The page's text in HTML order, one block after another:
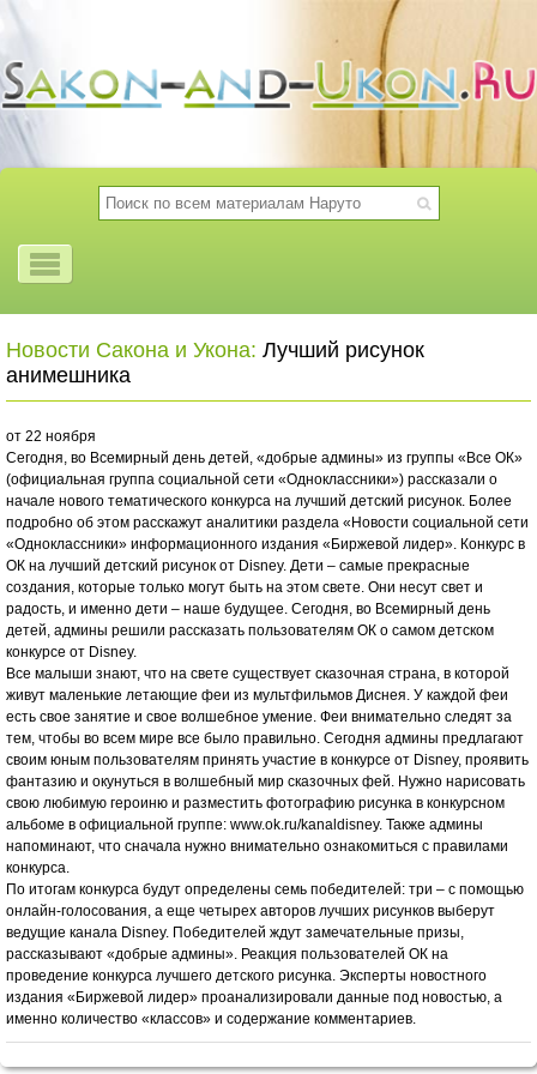
Новости Сакона и Укона: Лучший рисунок
анимешника
от 22 ноября
Сегодня, во Всемирный день детей, «добрые админы» из группы «Все ОК»
(официальная группа социальной сети «Одноклассники») рассказали о
начале нового тематического конкурса на лучший детский рисунок. Более
подробно об этом расскажут аналитики раздела «Новости социальной сети
«Одноклассники» информационного издания «Биржевой лидер». Конкурс в
ОК на лучший детский рисунок от Disney. Дети – самые прекрасные
создания, которые только могут быть на этом свете. Они несут свет и
радость, и именно дети – наше будущее. Сегодня, во Всемирный день
детей, админы решили рассказать пользователям ОК о самом детском
конкурсе от Disney.
Все малыши знают, что на свете существует сказочная страна, в которой
живут маленькие летающие феи из мультфильмов Диснея. У каждой феи
есть свое занятие и свое волшебное умение. Феи внимательно следят за
тем, чтобы во всем мире все было правильно. Сегодня админы предлагают
своим юным пользователям принять участие в конкурсе от Disney, проявить
фантазию и окунуться в волшебный мир сказочных фей. Нужно нарисовать
свою любимую героиню и разместить фотографию рисунка в конкурсном
альбоме в официальной группе: www.ok.ru/kanaldisney. Также админы
напоминают, что сначала нужно внимательно ознакомиться с правилами
конкурса.
По итогам конкурса будут определены семь победителей: три – с помощью
онлайн-голосования, а еще четырех авторов лучших рисунков выберут
ведущие канала Disney. Победителей ждут замечательные призы,
рассказывают «добрые админы». Реакция пользователей ОК на
проведение конкурса лучшего детского рисунка. Эксперты новостного
издания «Биржевой лидер» проанализировали данные под новостью, а
именно количество «классов» и содержание комментариев.